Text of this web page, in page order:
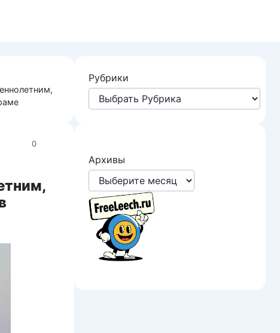
0
Рубрики
Архивы